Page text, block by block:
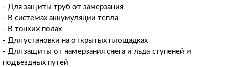
- Для защиты труб от замерзания
- В системах аккумуляции тепла
- В тонких полах
- Для установки на открытых площадках
- Для защиты от намерзания снега и льда ступеней и
подъездных путей